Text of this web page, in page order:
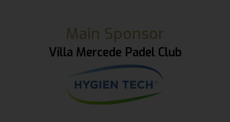
Main Sponsor
Villa Mercede Padel Club